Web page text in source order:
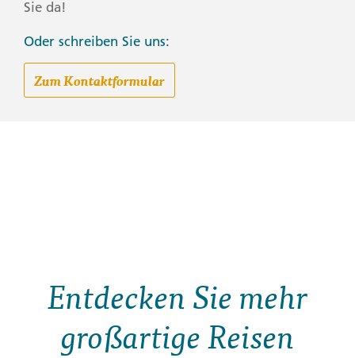
Sie da!
Oder schreiben Sie uns:
Zum Kontaktformular
Entdecken Sie mehr
großartige Reisen